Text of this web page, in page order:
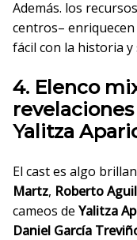
Además. los
centros–
fácil con la historia y
4. Elenco
Yalitza
El cast es algo
Martz, Roberto
cameos de Yalitza
Daniel García